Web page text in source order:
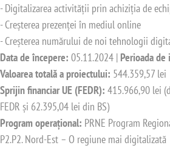
- Digitalizarea activității prin achiziția de
- Creșterea prezenței în mediul online
- Creșterea numărului de noi tehnologii
Data de începere: 05.11.2024 | Perioada
Valoarea totală a proiectului: 544.359,57 lei
Sprijin financiar UE (FEDR): 415.966,90 lei
FEDR și 62.395,04 lei din BS)
Program operațional: PRNE Program
P2.P2. Nord-Est – O regiune mai digitalizată